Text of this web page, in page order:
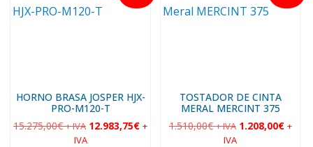
HORNO BRASA JOSPER HJX-
PRO-M120-T
15.275,00€ + IVA 12.983,75€ +
IVA
TOSTADOR DE CINTA
MERAL MERCINT 375
1.510,00€ + IVA 1.208,00€ +
IVA